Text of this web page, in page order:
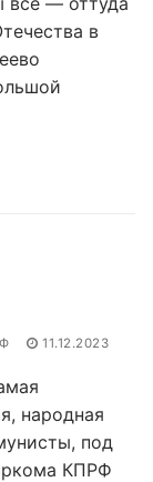
в
11.12.2023
народная
под
КПРФ